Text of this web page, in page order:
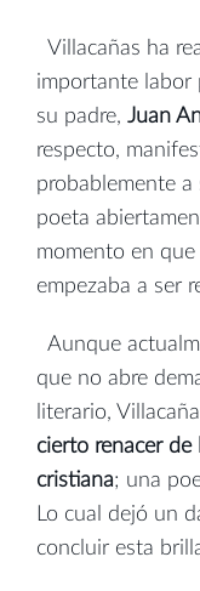
Villacañas ha
importante labor
su padre, Juan
respecto,
probablemente
poeta
momento en que
empezaba a ser
Aunque
que no abre
literario,
cierto renacer de
cristiana; una
Lo cual dejó un
concluir esta